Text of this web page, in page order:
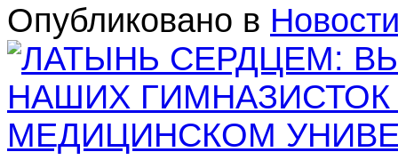
Опубликовано в